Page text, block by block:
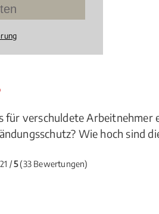
für verschuldete Arbeitnehmer
Wie hoch sind
/5(33 Bewertungen)